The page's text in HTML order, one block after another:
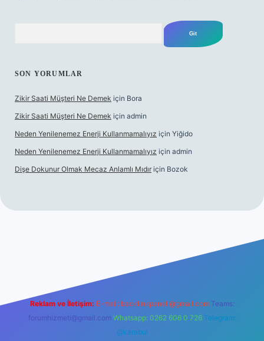
SON YORUMLAR
Zikir Saati Müşteri Ne Demek için Bora
Zikir Saati Müşteri Ne Demek için admin
Neden Yenilenemez Enerji Kullanmamalıyız için Yiğido
Neden Yenilenemez Enerji Kullanmamalıyız için admin
Dişe Dokunur Olmak Mecaz Anlamlı Mıdır için Bozok
Reklam ve İletişim: E-mail: backlinkpaneli@gmail.com Teams:
forumhizmeti@gmail.com Whatsapp: 0262 606 0 726 Telegram:
@karabul